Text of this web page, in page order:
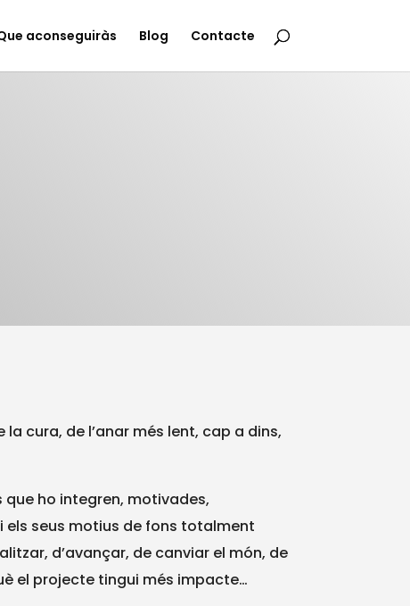
aconseguiràs Blog Contacte
cura, de l’anar més lent, cap a dins,
que ho integren, motivades,
els seus motius de fons totalment
d’avançar, de canviar el món, de
el projecte tingui més impacte…